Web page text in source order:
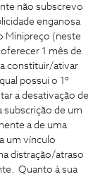
não subscrevo
enganosa
Minipreço (neste
1 mês de
constituir/ativar
possui o 1º
a desativação de
subscrição de um
a de uma
um vínculo
distração/atraso
Quanto à sua